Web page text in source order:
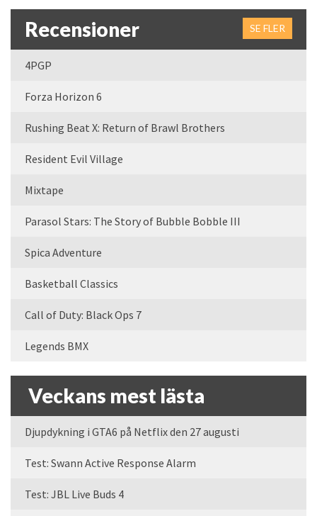
Recensioner SE FLER
4PGP
Forza Horizon 6
Rushing Beat X: Return of Brawl Brothers
Resident Evil Village
Mixtape
Parasol Stars: The Story of Bubble Bobble III
Spica Adventure
Basketball Classics
Call of Duty: Black Ops 7
Legends BMX
Veckans mest lästa
Djupdykning i GTA6 på Netflix den 27 augusti
Test: Swann Active Response Alarm
Test: JBL Live Buds 4